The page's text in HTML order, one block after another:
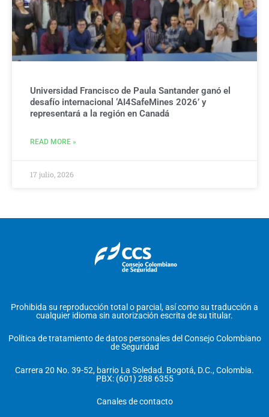
Universidad Francisco de Paula Santander ganó el
desafío internacional ‘AI4SafeMines 2026’ y
representará a la región en Canadá
READ MORE »
17 julio, 2026
Prohibida su reproducción total o parcial, así como su traducción a
cualquier idioma sin autorización escrita de su titular.
Política de tratamiento de datos personales del Consejo Colombiano
de Seguridad
Carrera 20 No. 39-52, barrio La Soledad. Bogotá, D.C., Colombia.
PBX: (601) 288 6355
Canales de contacto